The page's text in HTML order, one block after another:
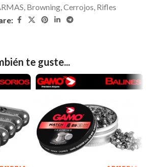
, Browning,Cerrojos, Rifles
te guste...